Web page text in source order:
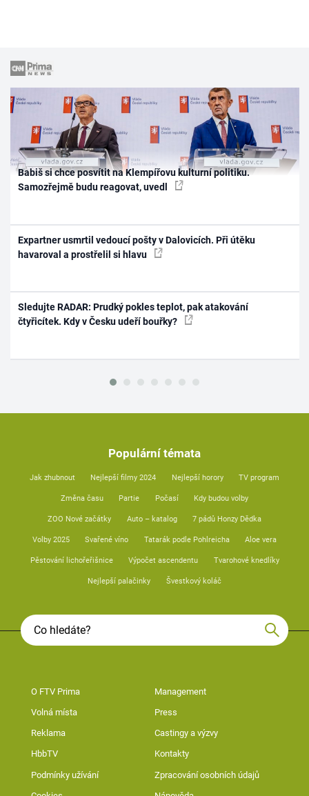
Babiš si chce posvítit na Klempířovu kulturní politiku.
Samozřejmě budu reagovat, uvedl
Expartner usmrtil vedoucí pošty v Dalovicích. Při útěku
havaroval a prostřelil si hlavu
Sledujte RADAR: Prudký pokles teplot, pak atakování
čtyřicítek. Kdy v Česku udeří bouřky?
Populární témata
Jak zhubnout Nejlepší filmy 2024 Nejlepší horory TV program
Změna času Partie Počasí Kdy budou volby
ZOO Nové začátky Auto – katalog 7 pádů Honzy Dědka
Volby 2025 Svařené víno Tatarák podle Pohlreicha Aloe vera
Pěstování lichořeřišnice Výpočet ascendentu Tvarohové knedlíky
Nejlepší palačinky Švestkový koláč
O FTV Prima Management
Volná místa Press
Reklama Castingy a výzvy
HbbTV Kontakty
Podmínky užívání Zpracování osobních údajů